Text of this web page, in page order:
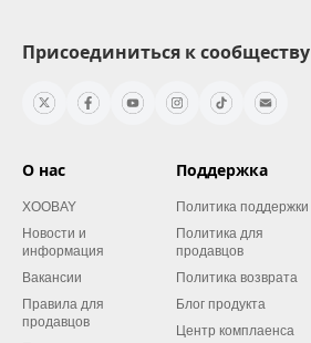
Присоединиться к сообществу
О нас
XOOBAY
Новости и
информация
Вакансии
Правила для
продавцов
Поддержка
Политика поддержки
Политика для
продавцов
Политика возврата
Блог продукта
Центр комплаенса